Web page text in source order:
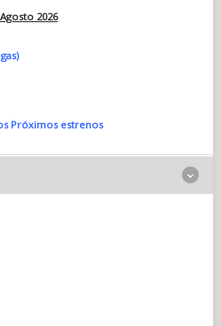
2026
Próximos estrenos